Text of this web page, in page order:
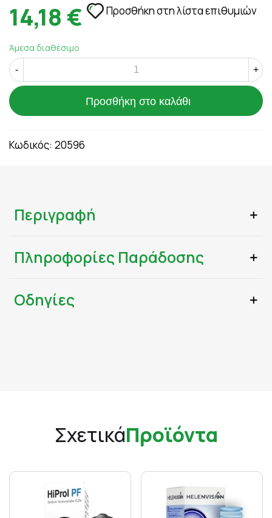
14,18 € Προσθήκη στη λίστα επιθυμιών
Άμεσα διαθέσιμο
- +
Προσθήκη στο καλάθι
Κωδικός: 20596
Περιγραφή
Πληροφορίες Παράδοσης
Οδηγίες
ΣχετικάΠροϊόντα